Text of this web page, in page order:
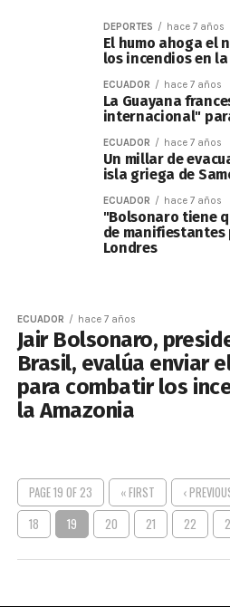
DEPORTES hace 7 años
El humo ahoga el
los incendios en
ECUADOR hace 7 años
La Guayana
internacional"
ECUADOR hace 7 años
Un millar de
isla griega de
ECUADOR hace 7 años
"Bolsonaro tiene
de manifiestantes
Londres
ECUADOR hace 7 años
Jair Bolsonaro,
Brasil, evalúa enviar
para combatir los
la Amazonia
PAGE 19 OF 23 « FIRST ‹
18
19 20 21 22